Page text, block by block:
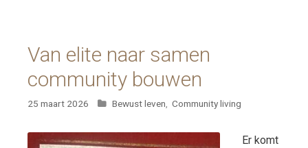
Van elite naar samen
community bouwen
25 maart 2026 Categorieën
Bewust leven, Community living
Er komt